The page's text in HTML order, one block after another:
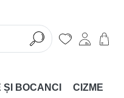
ȘI BOCANCI CIZME